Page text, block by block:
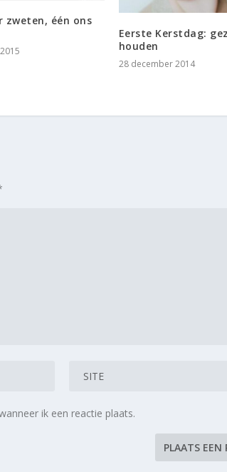
zweten, één ons
Eerste Kerstdag:
houden
28 december 2014
ik een reactie plaats.